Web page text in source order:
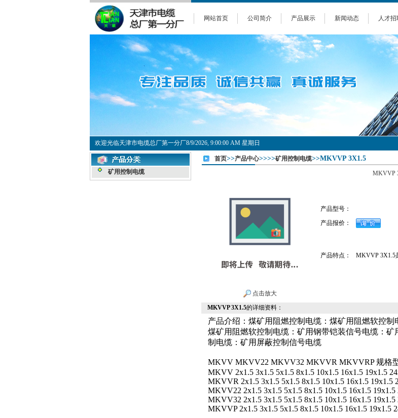
网站首页 公司简介 产品展示 新闻动态 人才招
欢迎光临天津市电缆总厂第一分厂8/9/2026, 9:00:01 AM 星期日
矿用控制电缆
首页>>产品中心>>>>矿用控制电缆>>MKVVP 3X1.5
MKVVP
点击放大
产品型号：
产品报价：
产品特点： MKVVP 3X1.5
MKVVP 3X1.5的详细资料：
产品介绍：煤矿用阻燃控制电缆：煤矿用阻燃软控制
煤矿用阻燃软控制电缆：矿用钢带铠装信号电缆：
制电缆：矿用屏蔽控制信号电缆
MKVV MKVV22 MKVV32 MKVVR MKVVRP 规格
MKVV 2x1.5 3x1.5 5x1.5 8x1.5 10x1.5 16x1.5 19x1.5
MKVVR 2x1.5 3x1.5 5x1.5 8x1.5 10x1.5 16x1.5 19x1.5
MKVV22 2x1.5 3x1.5 5x1.5 8x1.5 10x1.5 16x1.5 19x1.5
MKVV32 2x1.5 3x1.5 5x1.5 8x1.5 10x1.5 16x1.5 19x1.5
MKVVP 2x1.5 3x1.5 5x1.5 8x1.5 10x1.5 16x1.5 19x1.5